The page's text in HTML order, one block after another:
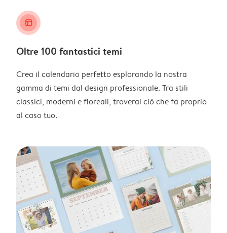
layout_alt
Oltre 100 fantastici temi
Crea il calendario perfetto esplorando la nostra
gamma di temi dal design professionale. Tra stili
classici, moderni e floreali, troverai ciò che fa proprio
al caso tuo.